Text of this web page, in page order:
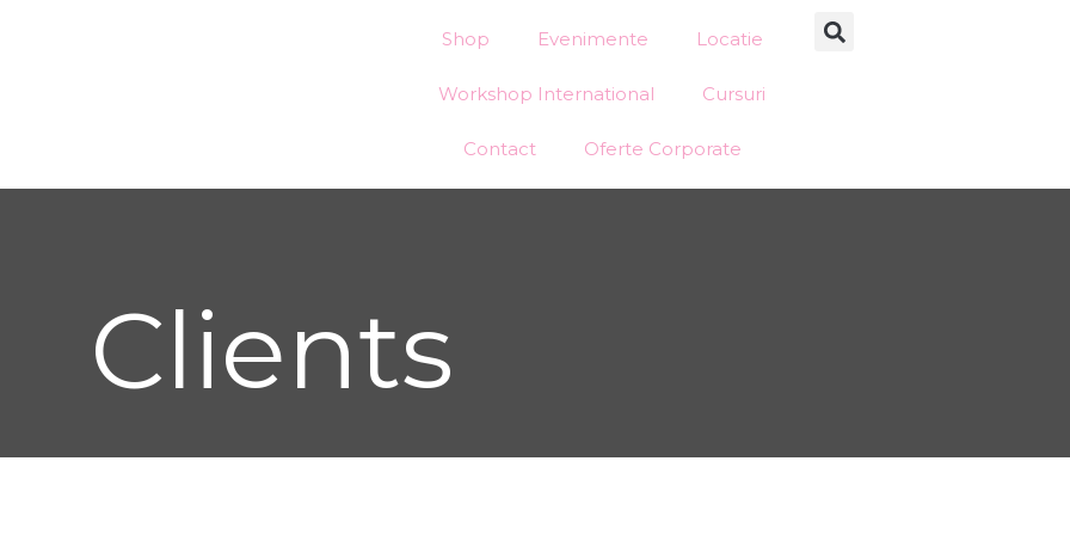
Shop Evenimente Locatie
Workshop International Cursuri
Contact Oferte Corporate
Clients